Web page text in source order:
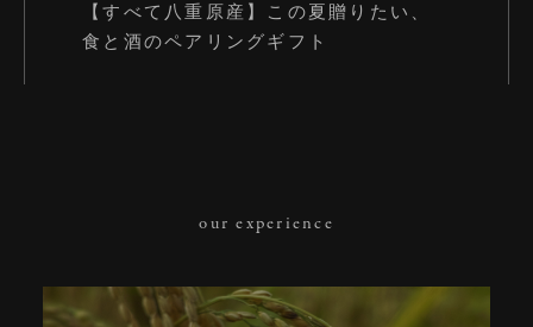
【すべて八重原産】この夏贈りたい、
食と酒のペアリングギフト
our experience